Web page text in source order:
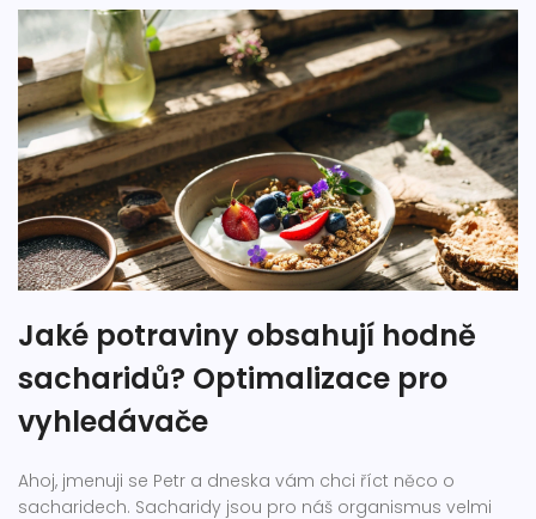
Jaké potraviny obsahují hodně
sacharidů? Optimalizace pro
vyhledávače
Ahoj, jmenuji se Petr a dneska vám chci říct něco o
sacharidech. Sacharidy jsou pro náš organismus velmi